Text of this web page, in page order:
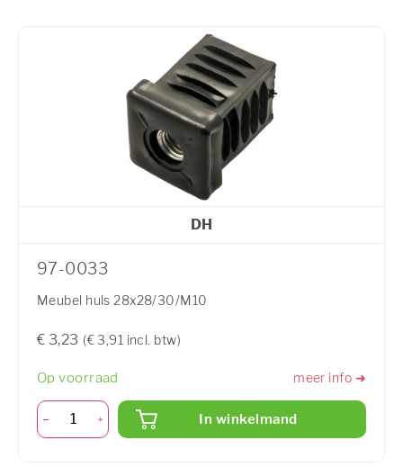
DH
97-0033
Meubel huls 28x28/30/M10
€ 3,23 (€ 3,91 incl. btw)
Op voorraad meer info ➜
In winkelmand